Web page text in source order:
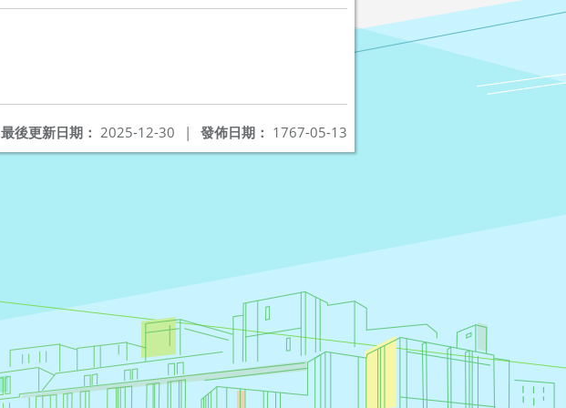
發佈日期： 1767-05-13
最後更新日期： 2025-12-30 |